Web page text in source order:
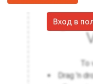
Вход в